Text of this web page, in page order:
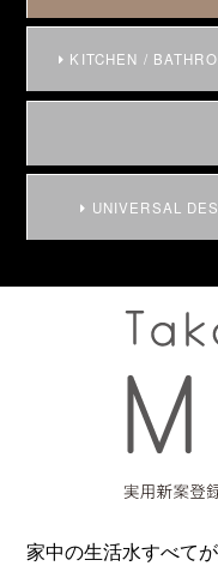
KITCHEN /
UNIVERSAL
家中の生活水すべて